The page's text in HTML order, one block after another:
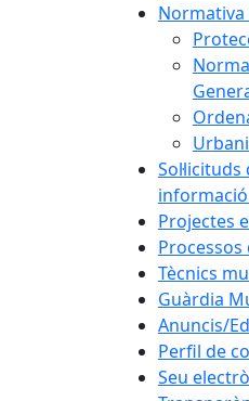
Projectes
Processos
Tècnics
Guàrdia
Anuncis/
Perfil de
Seu